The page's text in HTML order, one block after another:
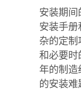
安装期间
安装手册
杂的定制
和必要时
年的制造
的安装难